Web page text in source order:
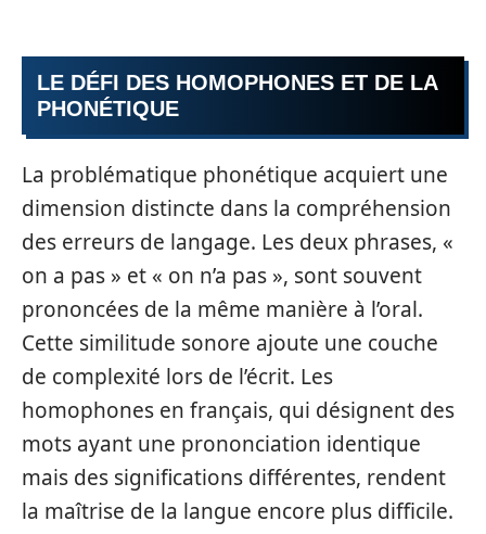
LE DÉFI DES HOMOPHONES ET DE LA
PHONÉTIQUE
La problématique phonétique acquiert une
dimension distincte dans la compréhension
des erreurs de langage. Les deux phrases, «
on a pas » et « on n’a pas », sont souvent
prononcées de la même manière à l’oral.
Cette similitude sonore ajoute une couche
de complexité lors de l’écrit. Les
homophones en français, qui désignent des
mots ayant une prononciation identique
mais des significations différentes, rendent
la maîtrise de la langue encore plus difficile.